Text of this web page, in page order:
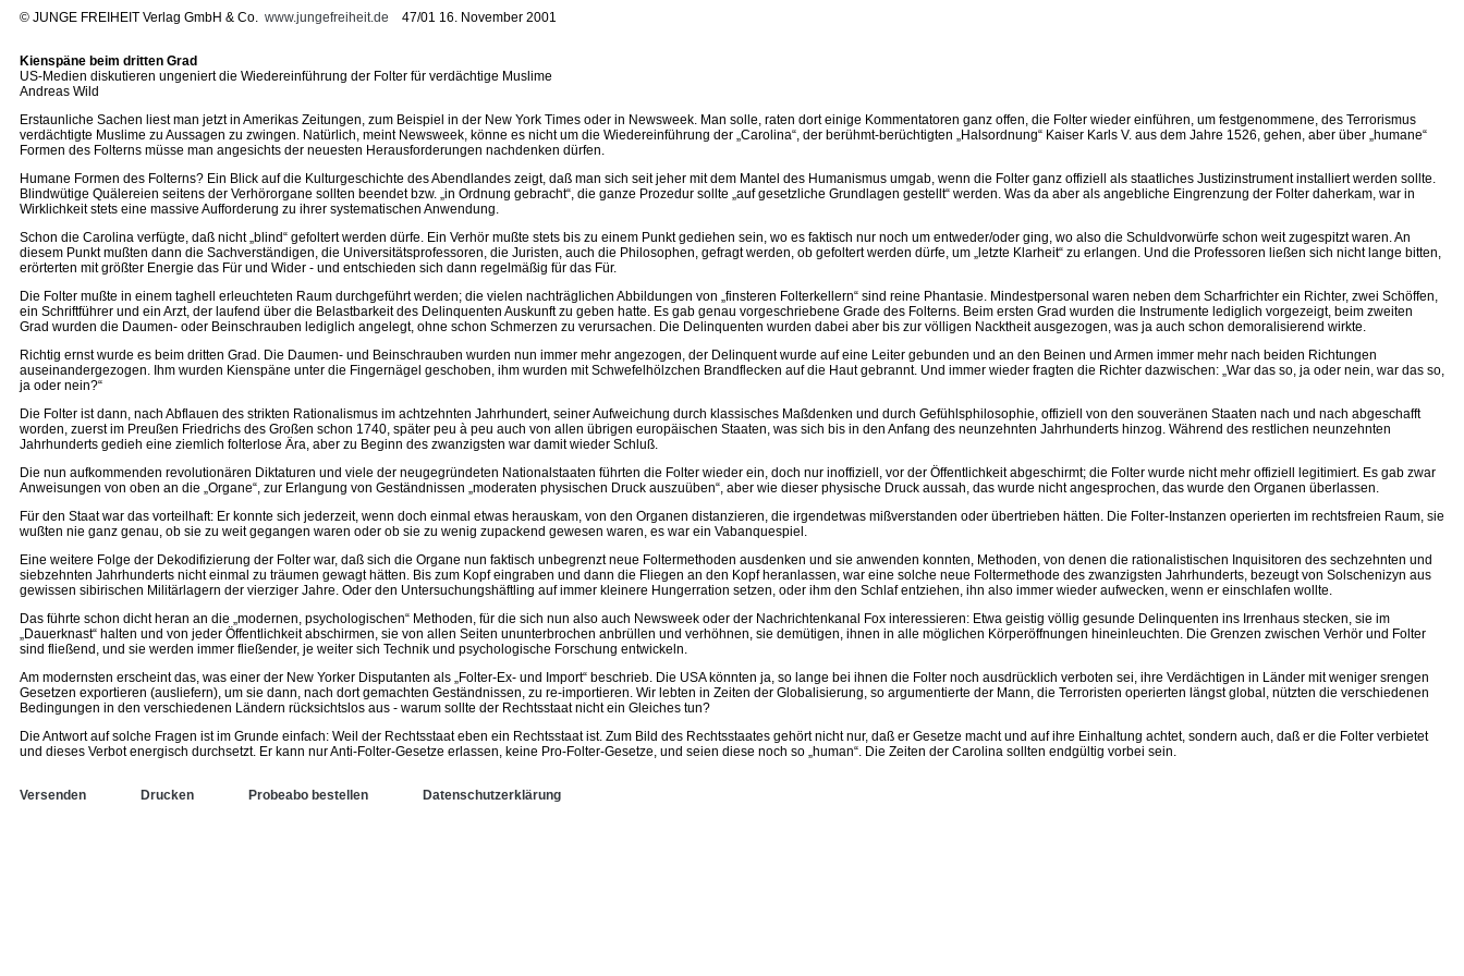
© JUNGE FREIHEIT Verlag GmbH & Co. www.jungefreiheit.de 47/01 16. November 2001
Kienspäne beim dritten Grad
US-Medien diskutieren ungeniert die Wiedereinführung der Folter für verdächtige Muslime
Andreas Wild
Erstaunliche Sachen liest man jetzt in Amerikas Zeitungen, zum Beispiel in der New York Times oder in Newsweek. Man solle, raten dort einige Kommentatoren ganz offen, die Folter wieder einführen, um festgenommene, des Terrorismus
verdächtigte Muslime zu Aussagen zu zwingen. Natürlich, meint Newsweek, könne es nicht um die Wiedereinführung der „Carolina“, der berühmt-berüchtigten „Halsordnung“ Kaiser Karls V. aus dem Jahre 1526, gehen, aber über „humane“
Formen des Folterns müsse man angesichts der neuesten Herausforderungen nachdenken dürfen.
Humane Formen des Folterns? Ein Blick auf die Kulturgeschichte des Abendlandes zeigt, daß man sich seit jeher mit dem Mantel des Humanismus umgab, wenn die Folter ganz offiziell als staatliches Justizinstrument installiert werden sollte.
Blindwütige Quälereien seitens der Verhörorgane sollten beendet bzw. „in Ordnung gebracht“, die ganze Prozedur sollte „auf gesetzliche Grundlagen gestellt“ werden. Was da aber als angebliche Eingrenzung der Folter daherkam, war in
Wirklichkeit stets eine massive Aufforderung zu ihrer systematischen Anwendung.
Schon die Carolina verfügte, daß nicht „blind“ gefoltert werden dürfe. Ein Verhör mußte stets bis zu einem Punkt gediehen sein, wo es faktisch nur noch um entweder/oder ging, wo also die Schuldvorwürfe schon weit zugespitzt waren. An
diesem Punkt mußten dann die Sachverständigen, die Universitätsprofessoren, die Juristen, auch die Philosophen, gefragt werden, ob gefoltert werden dürfe, um „letzte Klarheit“ zu erlangen. Und die Professoren ließen sich nicht lange bitten,
erörterten mit größter Energie das Für und Wider - und entschieden sich dann regelmäßig für das Für.
Die Folter mußte in einem taghell erleuchteten Raum durchgeführt werden; die vielen nachträglichen Abbildungen von „finsteren Folterkellern“ sind reine Phantasie. Mindestpersonal waren neben dem Scharfrichter ein Richter, zwei Schöffen,
ein Schriftführer und ein Arzt, der laufend über die Belastbarkeit des Delinquenten Auskunft zu geben hatte. Es gab genau vorgeschriebene Grade des Folterns. Beim ersten Grad wurden die Instrumente lediglich vorgezeigt, beim zweiten
Grad wurden die Daumen- oder Beinschrauben lediglich angelegt, ohne schon Schmerzen zu verursachen. Die Delinquenten wurden dabei aber bis zur völligen Nacktheit ausgezogen, was ja auch schon demoralisierend wirkte.
Richtig ernst wurde es beim dritten Grad. Die Daumen- und Beinschrauben wurden nun immer mehr angezogen, der Delinquent wurde auf eine Leiter gebunden und an den Beinen und Armen immer mehr nach beiden Richtungen
auseinandergezogen. Ihm wurden Kienspäne unter die Fingernägel geschoben, ihm wurden mit Schwefelhölzchen Brandflecken auf die Haut gebrannt. Und immer wieder fragten die Richter dazwischen: „War das so, ja oder nein, war das so,
ja oder nein?“
Die Folter ist dann, nach Abflauen des strikten Rationalismus im achtzehnten Jahrhundert, seiner Aufweichung durch klassisches Maßdenken und durch Gefühlsphilosophie, offiziell von den souveränen Staaten nach und nach abgeschafft
worden, zuerst im Preußen Friedrichs des Großen schon 1740, später peu à peu auch von allen übrigen europäischen Staaten, was sich bis in den Anfang des neunzehnten Jahrhunderts hinzog. Während des restlichen neunzehnten
Jahrhunderts gedieh eine ziemlich folterlose Ära, aber zu Beginn des zwanzigsten war damit wieder Schluß.
Die nun aufkommenden revolutionären Diktaturen und viele der neugegründeten Nationalstaaten führten die Folter wieder ein, doch nur inoffiziell, vor der Öffentlichkeit abgeschirmt; die Folter wurde nicht mehr offiziell legitimiert. Es gab zwar
Anweisungen von oben an die „Organe“, zur Erlangung von Geständnissen „moderaten physischen Druck auszuüben“, aber wie dieser physische Druck aussah, das wurde nicht angesprochen, das wurde den Organen überlassen.
Für den Staat war das vorteilhaft: Er konnte sich jederzeit, wenn doch einmal etwas herauskam, von den Organen distanzieren, die irgendetwas mißverstanden oder übertrieben hätten. Die Folter-Instanzen operierten im rechtsfreien Raum, sie
wußten nie ganz genau, ob sie zu weit gegangen waren oder ob sie zu wenig zupackend gewesen waren, es war ein Vabanquespiel.
Eine weitere Folge der Dekodifizierung der Folter war, daß sich die Organe nun faktisch unbegrenzt neue Foltermethoden ausdenken und sie anwenden konnten, Methoden, von denen die rationalistischen Inquisitoren des sechzehnten und
siebzehnten Jahrhunderts nicht einmal zu träumen gewagt hätten. Bis zum Kopf eingraben und dann die Fliegen an den Kopf heranlassen, war eine solche neue Foltermethode des zwanzigsten Jahrhunderts, bezeugt von Solschenizyn aus
gewissen sibirischen Militärlagern der vierziger Jahre. Oder den Untersuchungshäftling auf immer kleinere Hungerration setzen, oder ihm den Schlaf entziehen, ihn also immer wieder aufwecken, wenn er einschlafen wollte.
Das führte schon dicht heran an die „modernen, psychologischen“ Methoden, für die sich nun also auch Newsweek oder der Nachrichtenkanal Fox interessieren: Etwa geistig völlig gesunde Delinquenten ins Irrenhaus stecken, sie im
„Dauerknast“ halten und von jeder Öffentlichkeit abschirmen, sie von allen Seiten ununterbrochen anbrüllen und verhöhnen, sie demütigen, ihnen in alle möglichen Körperöffnungen hineinleuchten. Die Grenzen zwischen Verhör und Folter
sind fließend, und sie werden immer fließender, je weiter sich Technik und psychologische Forschung entwickeln.
Am modernsten erscheint das, was einer der New Yorker Disputanten als „Folter-Ex- und Import“ beschrieb. Die USA könnten ja, so lange bei ihnen die Folter noch ausdrücklich verboten sei, ihre Verdächtigen in Länder mit weniger srengen
Gesetzen exportieren (ausliefern), um sie dann, nach dort gemachten Geständnissen, zu re-importieren. Wir lebten in Zeiten der Globalisierung, so argumentierte der Mann, die Terroristen operierten längst global, nützten die verschiedenen
Bedingungen in den verschiedenen Ländern rücksichtslos aus - warum sollte der Rechtsstaat nicht ein Gleiches tun?
Die Antwort auf solche Fragen ist im Grunde einfach: Weil der Rechtsstaat eben ein Rechtsstaat ist. Zum Bild des Rechtsstaates gehört nicht nur, daß er Gesetze macht und auf ihre Einhaltung achtet, sondern auch, daß er die Folter verbietet
und dieses Verbot energisch durchsetzt. Er kann nur Anti-Folter-Gesetze erlassen, keine Pro-Folter-Gesetze, und seien diese noch so „human“. Die Zeiten der Carolina sollten endgültig vorbei sein.
Versenden Drucken Probeabo bestellen Datenschutzerklärung